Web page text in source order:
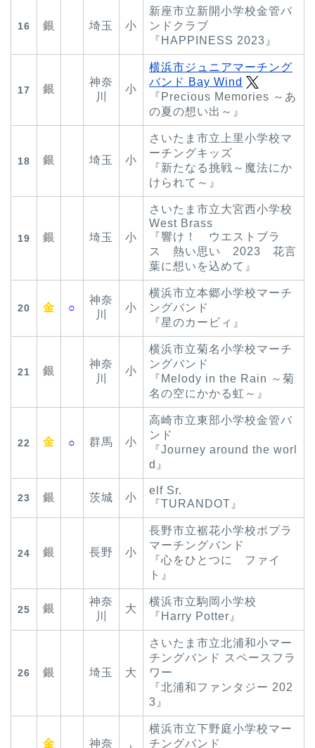
16 銀 埼玉 小
新座市立新開小学校金管バ
ンドクラブ
『HAPPINESS 2023』
17 銀
神奈
川
小
横浜市ジュニアマーチング
バンド Bay Wind
『Precious Memories ～あ
の夏の想い出～』
18 銀 埼玉 小
さいたま市立上里小学校マ
ーチングキッズ
『新たなる挑戦～魔法にか
けられて～』
19 銀 埼玉 小
さいたま市立大宮西小学校
West Brass
『響け！ ウエストブラ
ス 熱い思い 2023 花言
葉に想いを込めて』
20 金 ○
神奈
川
小
横浜市立本郷小学校マーチ
ングバンド
『星のカービィ』
21 銀
神奈
川
小
横浜市立菊名小学校マーチ
ングバンド
『Melody in the Rain ～菊
名の空にかかる虹～』
22 金 ○ 群馬 小
高崎市立東部小学校金管バ
ンド
『Journey around the worl
d』
23 銀 茨城 小
elf Sr.
『TURANDOT』
24 銀 長野 小
長野市立裾花小学校ポプラ
マーチングバンド
『心をひとつに ファイ
ト』
25 銀
神奈
川
大
横浜市立駒岡小学校
『Harry Potter』
26 銀 埼玉 大
さいたま市立北浦和小マー
チングバンド スペースフラ
ワー
『北浦和ファンタジー 202
3』
金
神奈
横浜市立下野庭小学校マー
チングバンド